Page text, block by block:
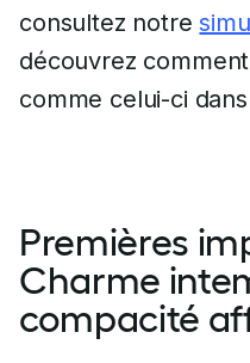
consultez notre
découvrez
comme celui-ci
Premières
Charme
compacité